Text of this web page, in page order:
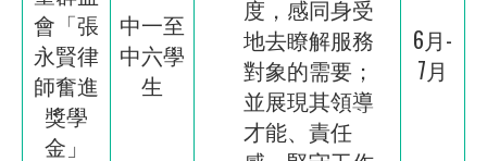
會「張
永賢律
師奮進
獎學
金」
中一至
中六學
生
度，感同身受
地去瞭解服務
對象的需要；
並展現其領導
才能、責任
6月-
7月